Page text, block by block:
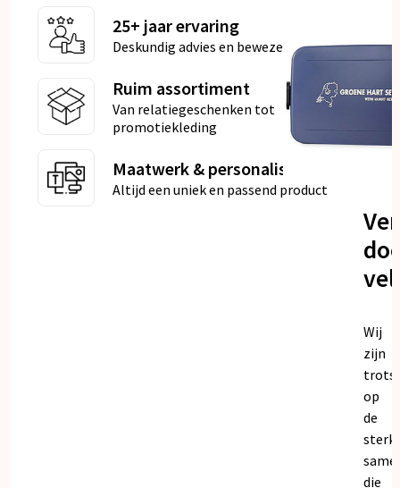
25+ jaar ervaring
Deskundig advies en bewezen kwaliteit
Ruim assortiment
Van relatiegeschenken tot
promotiekleding
Maatwerk & personalisatie
Altijd een uniek en passend product
Wij
zijn
trots
op
de
die